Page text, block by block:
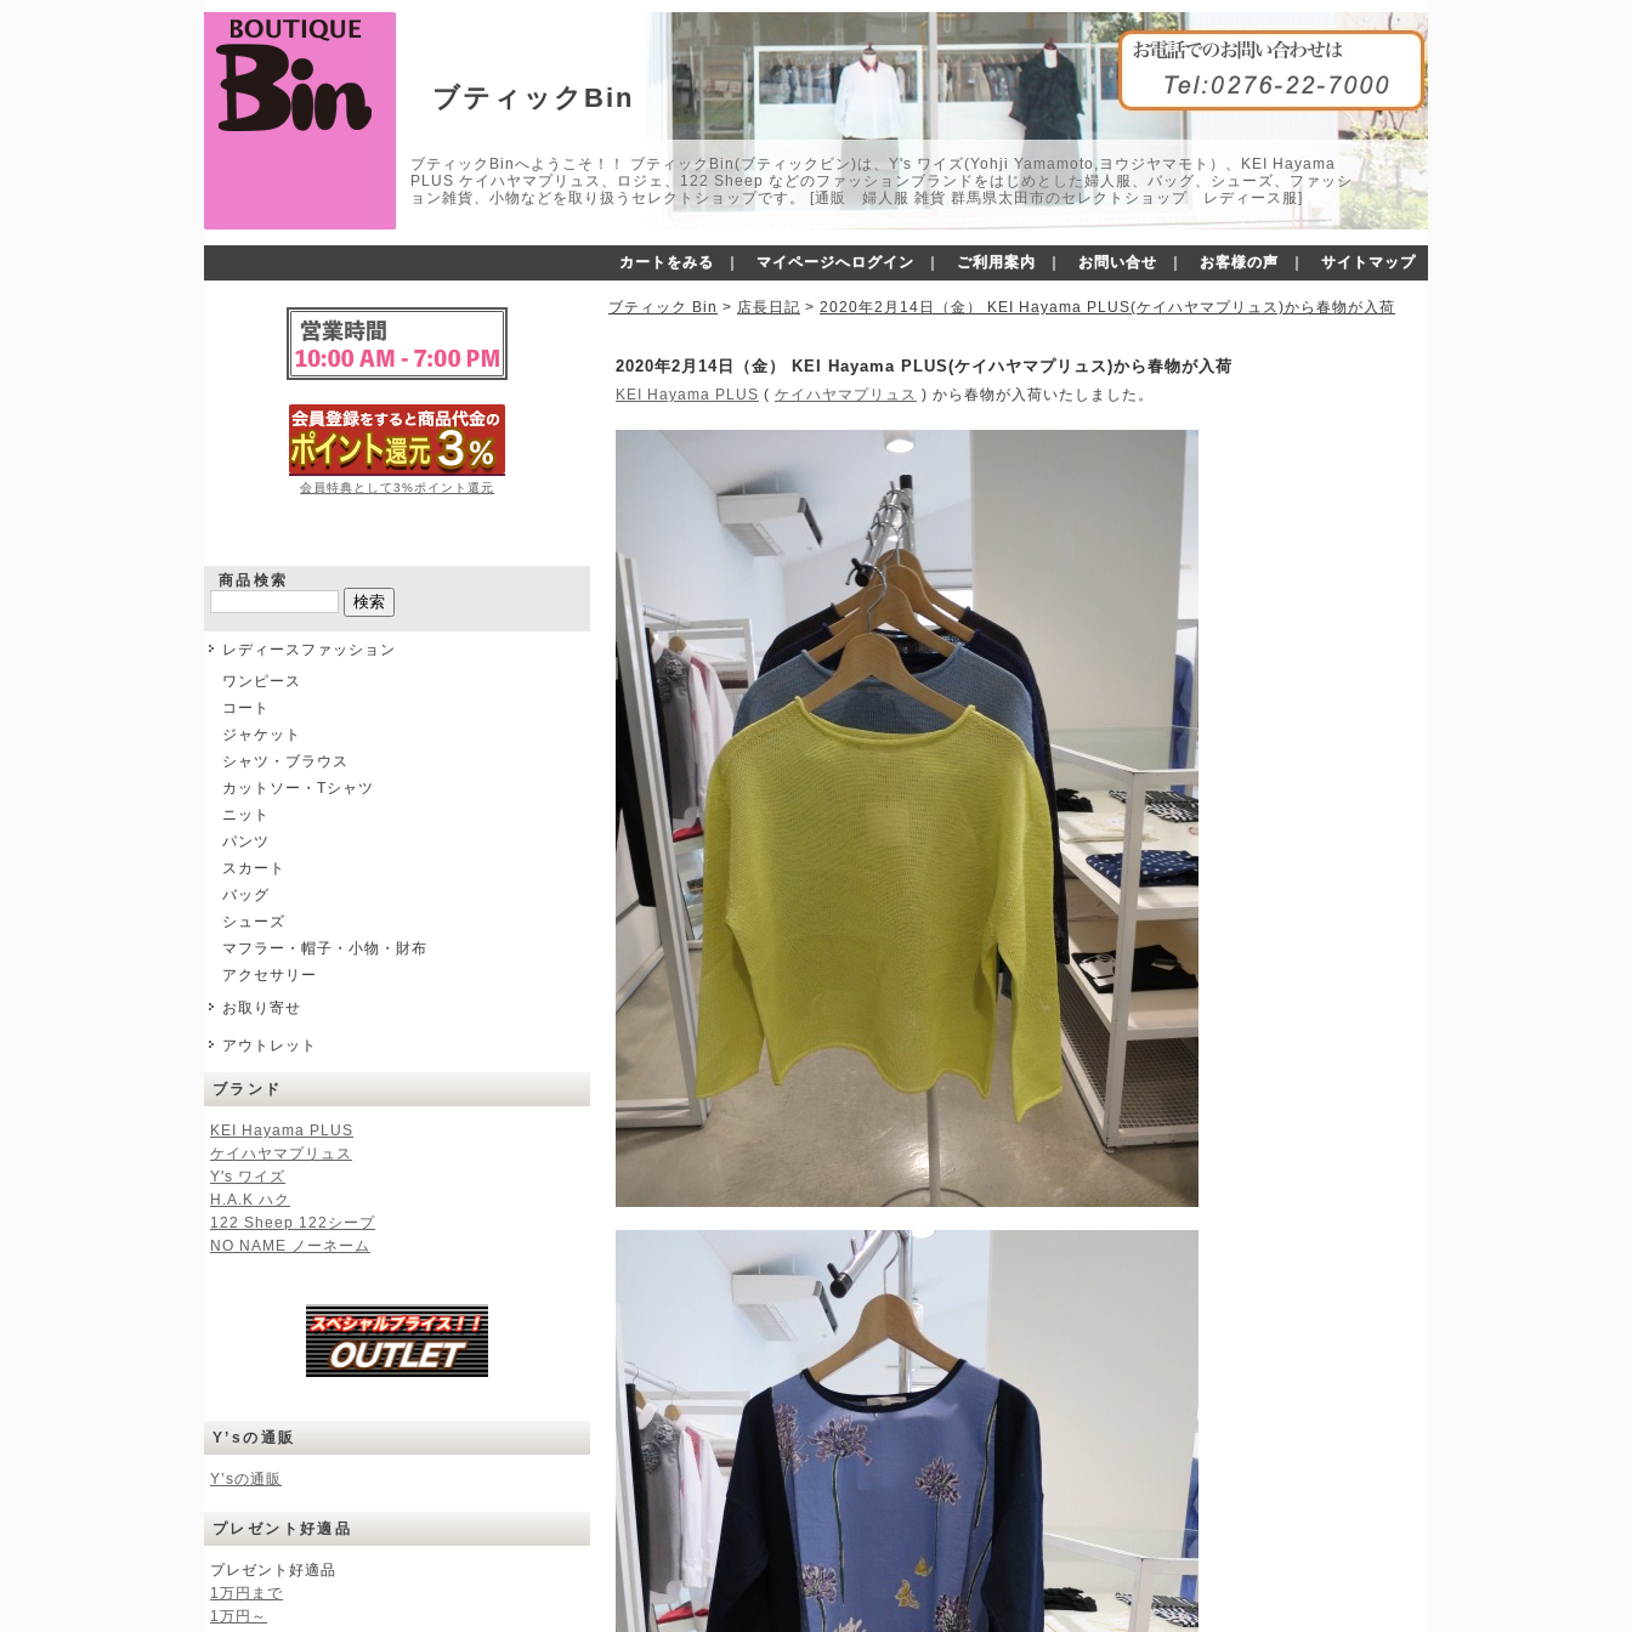
ブティックBin
ブティックBinへようこそ！！ ブティックBin(ブティックビン)は、Y's ワイズ(Yohji Yamamoto,ヨウジヤマモト）、KEI Hayama
PLUS ケイハヤマプリュス、ロジェ、122 Sheep などのファッションブランドをはじめとした婦人服、バッグ、シューズ、ファッシ
ョン雑貨、小物などを取り扱うセレクトショップです。 [通販 婦人服 雑貨 群馬県太田市のセレクトショップ レディース服]
カートをみる マイページへログイン ご利用案内 お問い合せ お客様の声 サイトマップ
会員特典として3%ポイント還元
商品検索
レディースファッション
ワンピース
コート
ジャケット
シャツ・ブラウス
カットソー・Tシャツ
ニット
パンツ
スカート
バッグ
シューズ
マフラー・帽子・小物・財布
アクセサリー
お取り寄せ
アウトレット
ブランド
KEI Hayama PLUS
ケイハヤマプリュス
Y's ワイズ
H.A.K ハク
122 Sheep 122シープ
NO NAME ノーネーム
Y’sの通販
Y’sの通販
プレゼント好適品
プレゼント好適品
1万円まで
1万円～
ブティック Bin > 店長日記 > 2020年2月14日（金） KEI Hayama PLUS(ケイハヤマプリュス)から春物が入荷
2020年2月14日（金） KEI Hayama PLUS(ケイハヤマプリュス)から春物が入荷
KEI Hayama PLUS ( ケイハヤマプリュス ) から春物が入荷いたしました。